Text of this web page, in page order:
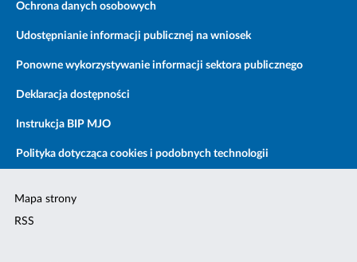
Ochrona danych osobowych
Udostępnianie informacji publicznej na wniosek
Ponowne wykorzystywanie informacji sektora publicznego
Deklaracja dostępności
Instrukcja BIP MJO
Polityka dotycząca cookies i podobnych technologii
Mapa strony
RSS